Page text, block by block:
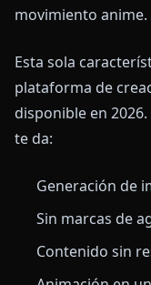
movimiento anime.
Esta sola
plataforma de
disponible en
te da:
Generación de
Sin marcas de
Contenido sin